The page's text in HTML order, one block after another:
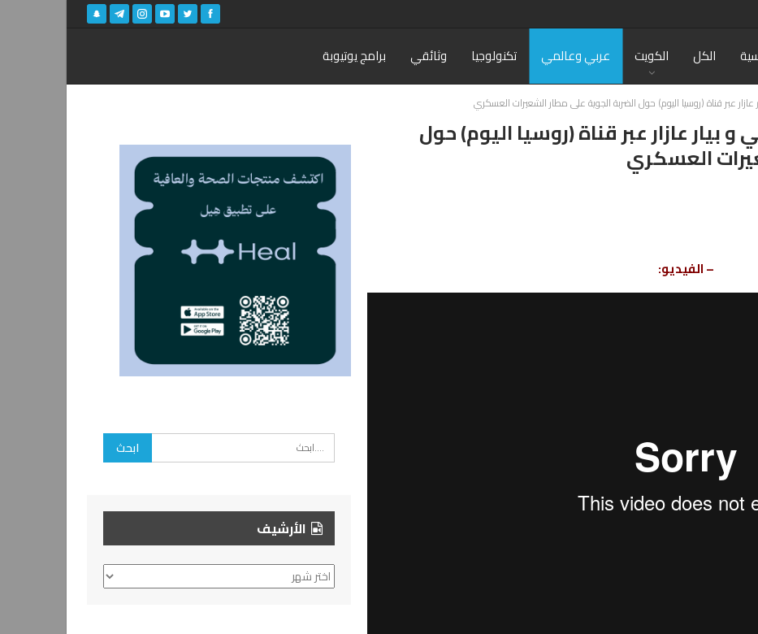
الكل الكويت عربي وعالمي تكنولوجيا وثائقي برامج يوتيوبة
عبر قناة (روسيا اليوم) حول الضربة الجوية على مطار الشعيرات العسكري
بيار عازار عبر قناة (روسيا اليوم) حول
العسكري
– الفيديو:
الأرشيف
الأرشيف